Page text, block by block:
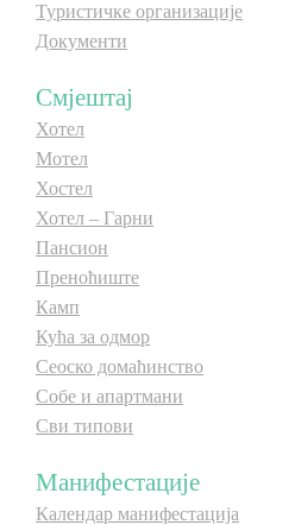
Туристичке организације
Документи
Смјештај
Хотел
Мотел
Хостел
Хотел – Гарни
Пансион
Преноћиште
Камп
Кућа за одмор
Сеоско домаћинство
Собе и апартмани
Сви типови
Манифестације
Календар манифестација